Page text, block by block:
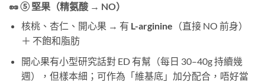
🥜 ⑤ 堅果（精氨酸 → NO）
核桃、杏仁、開心果 → 有 L-arginine （直接 NO 前身）
＋ 不飽和脂肪
開心果有小型研究話對 ED 有幫（每日 30–40g 持續幾
週），但樣本細；可作為「維基底」加分配合，唔好當